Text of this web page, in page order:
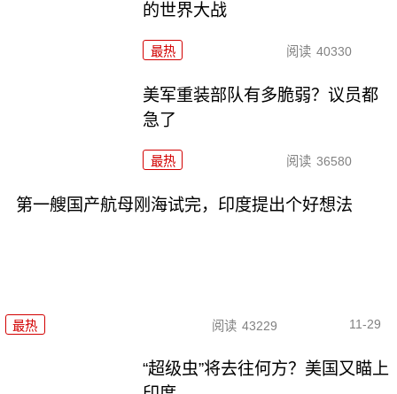
的世界大战
最热 阅读 40330
美军重装部队有多脆弱？议员都
急了
最热 阅读 36580
第一艘国产航母刚海试完，印度提出个好想法
最热 阅读 43229 11-29
“超级虫”将去往何方？美国又瞄上